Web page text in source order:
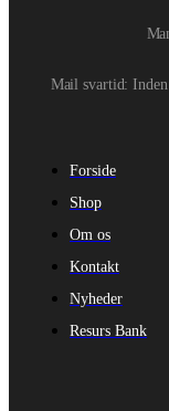
Mail svartid:
Forside
Shop
Om os
Kontakt
Nyheder
Resurs Bank